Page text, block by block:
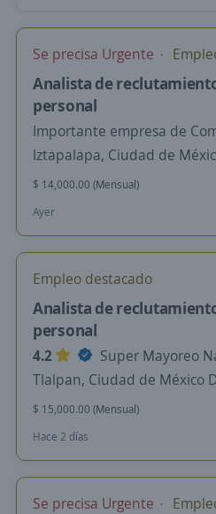
Se precisa Urgente
Analista de
personal
Importante empresa de
Iztapalapa, Ciudad de
$ 14,000.00 (Mensual)
Ayer
Empleo destacado
Analista de
personal
4.2
Super Mayoreo
Tlalpan, Ciudad de México
$ 15,000.00 (Mensual)
Hace 2 días
Se precisa Urgente